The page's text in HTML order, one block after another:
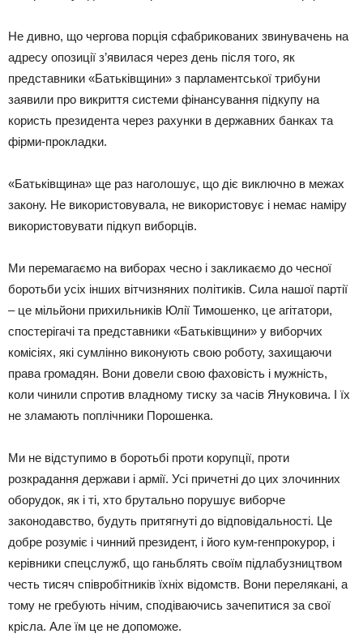
Не дивно, що чергова порція сфабрикованих звинувачень на
адресу опозиції з’явилася через день після того, як
представники «Батьківщини» з парламентської трибуни
заявили про викриття системи фінансування підкупу на
користь президента через рахунки в державних банках та
фірми-прокладки.
«Батьківщина» ще раз наголошує, що діє виключно в межах
закону. Не використовувала, не використовує і немає наміру
використовувати підкуп виборців.
Ми перемагаємо на виборах чесно і закликаємо до чесної
боротьби усіх інших вітчизняних політиків. Сила нашої партії
– це мільйони прихильників Юлії Тимошенко, це агітатори,
спостерігачі та представники «Батьківщини» у виборчих
комісіях, які сумлінно виконують свою роботу, захищаючи
права громадян. Вони довели свою фаховість і мужність,
коли чинили спротив владному тиску за часів Януковича. І їх
не зламають поплічники Порошенка.
Ми не відступимо в боротьбі проти корупції, проти
розкрадання держави і армії. Усі причетні до цих злочинних
оборудок, як і ті, хто брутально порушує виборче
законодавство, будуть притягнуті до відповідальності. Це
добре розуміє і чинний президент, і його кум-генпрокурор, і
керівники спецслужб, що ганьблять своїм підлабузництвом
честь тисяч співробітників їхніх відомств. Вони перелякані, а
тому не гребують нічим, сподіваючись зачепитися за свої
крісла. Але їм це не допоможе.